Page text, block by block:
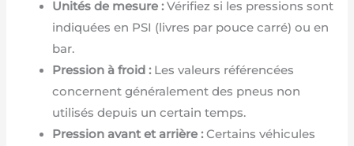
Unités de mesure :Vérifiez si les pressions sont
indiquées en PSI (livres par pouce carré) ou en
bar.
Pression à froid :Les valeurs référencées
concernent généralement des pneus non
utilisés depuis un certain temps.
Pression avant et arrière :Certains véhicules